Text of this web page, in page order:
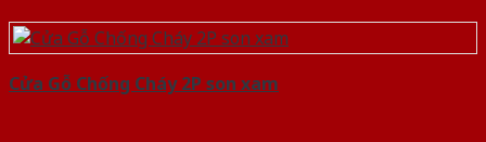
Cửa Gỗ Chống Cháy 2P son xam